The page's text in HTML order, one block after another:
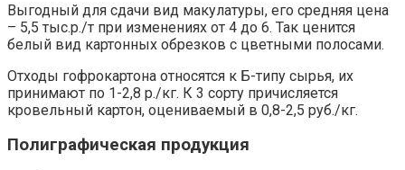
Выгодный для сдачи вид макулатуры, его средняя цена
– 5,5 тыс.р./т при изменениях от 4 до 6. Так ценится
белый вид картонных обрезков с цветными полосами.
Отходы гофрокартона относятся к Б-типу сырья, их
принимают по 1-2,8 р./кг. К 3 сорту причисляется
кровельный картон, оцениваемый в 0,8-2,5 руб./кг.
Полиграфическая продукция